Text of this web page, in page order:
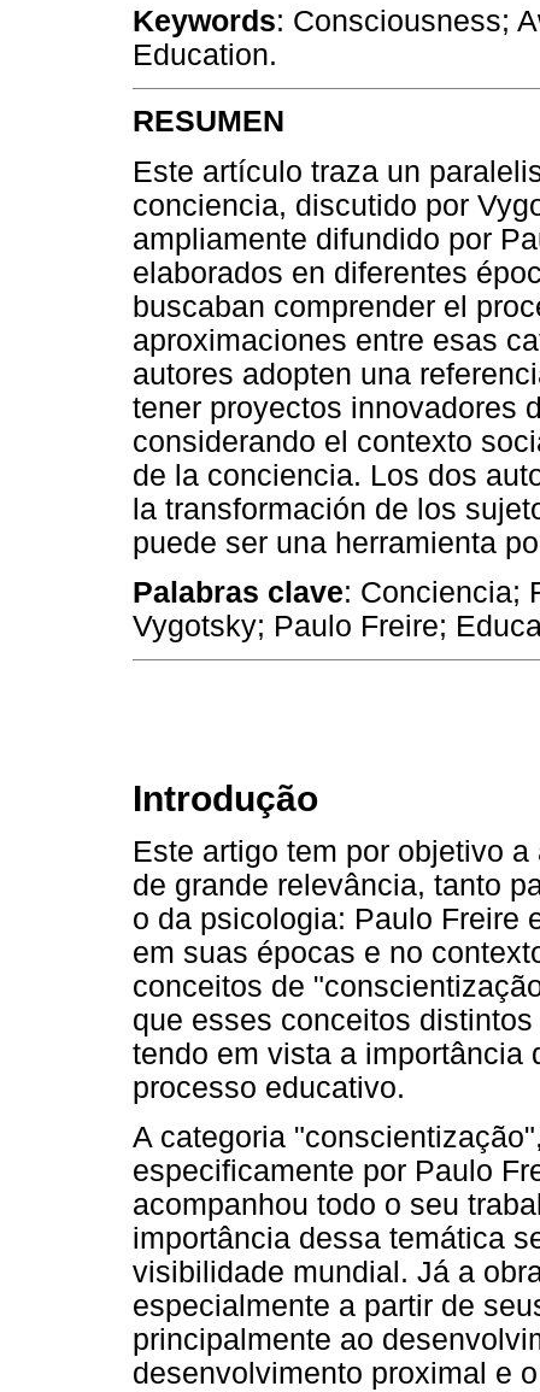
Keywords: Consciousness;
Education.
RESUMEN
Este artículo traza un
conciencia, discutido por
ampliamente difundido por
elaborados en diferentes
buscaban comprender el
aproximaciones entre esas
autores adopten una
tener proyectos innovadores
considerando el contexto
de la conciencia. Los dos
la transformación de los
puede ser una herramienta
Palabras clave: Conciencia;
Vygotsky; Paulo Freire;
Introdução
Este artigo tem por objetivo
de grande relevância, tanto
o da psicologia: Paulo Freire
em suas épocas e no
conceitos de
que esses conceitos
tendo em vista a importância
processo educativo.
A categoria
especificamente por Paulo
acompanhou todo o seu
importância dessa temática
visibilidade mundial. Já a
especialmente a partir de
principalmente ao
desenvolvimento proximal e